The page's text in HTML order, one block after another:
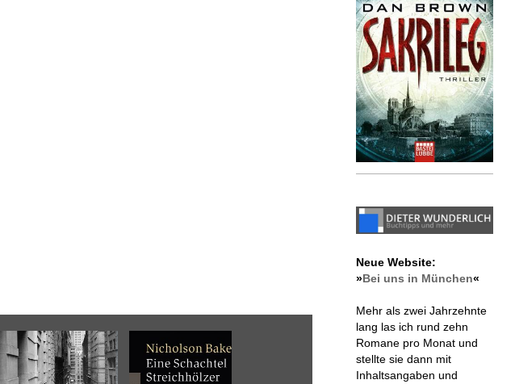
Neue Website:
»Bei uns in München«
Mehr als zwei Jahrzehnte
lang las ich rund zehn
Romane pro Monat und
stellte sie dann mit
Inhaltsangaben und